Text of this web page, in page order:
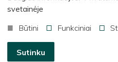
© 2026 Kaišiadorių
svetainėje
Būtini
Funkciniai
Sutinku